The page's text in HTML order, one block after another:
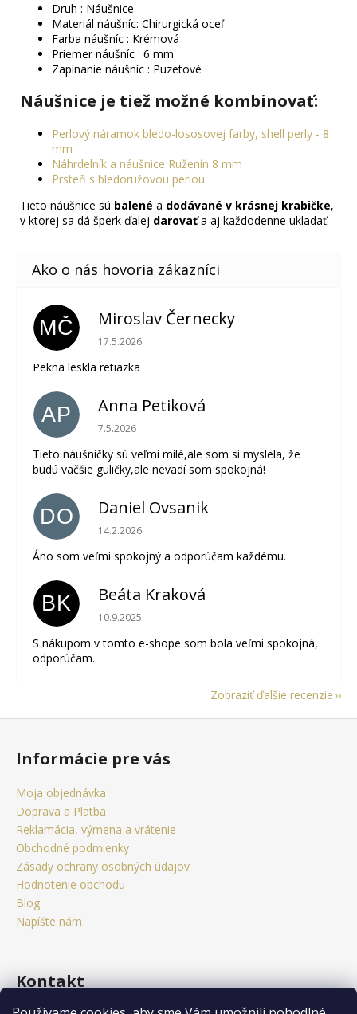
Druh : Náušnice
Materiál náušníc: Chirurgická oceľ
Farba náušníc : Krémová
Priemer náušníc : 6 mm
Zapínanie náušníc : Puzetové
Náušnice je tiež možné kombinovať:
Perlový náramok bledo-lososovej farby, shell perly - 8
mm
Náhrdelník a náušnice Ruženín 8 mm
Prsteň s bledoružovou perlou
Tieto náušnice sú balené a dodávané v krásnej krabičke,
v ktorej sa dá šperk ďalej darovaťa aj každodenne ukladať.
MČ Miroslav Černecky
Hodnotenie obchodu je 5 z 5 hviezdičiek.
17.5.2026
Pekna leskla retiazka
AP Anna Petiková
Hodnotenie obchodu je 5 z 5 hviezdičiek.
7.5.2026
Tieto náušničky sú veľmi milé,ale som si myslela, že
budú väčšie guličky,ale nevadí som spokojná!
DO Daniel Ovsanik
Hodnotenie obchodu je 5 z 5 hviezdičiek.
14.2.2026
Áno som veľmi spokojný a odporúčam každému.
BK Beáta Kraková
Hodnotenie obchodu je 5 z 5 hviezdičiek.
10.9.2025
S nákupom v tomto e-shope som bola veľmi spokojná,
odporúčam.
Zobraziť ďalšie recenzie
Informácie pre vás
Moja objednávka
Doprava a Platba
Reklamácia, výmena a vrátenie
Obchodné podmienky
Zásady ochrany osobných údajov
Hodnotenie obchodu
Blog
Napíšte nám
Kontakt